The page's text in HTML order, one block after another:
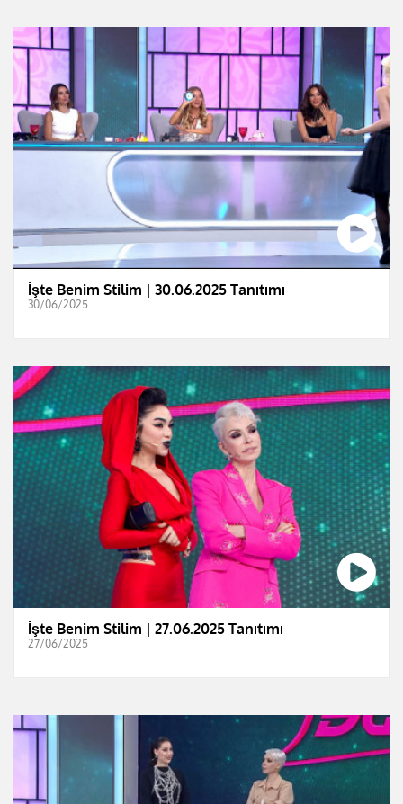
İşte Benim Stilim | 30.06.2025 Tanıtımı
30/06/2025
İşte Benim Stilim | 27.06.2025 Tanıtımı
27/06/2025